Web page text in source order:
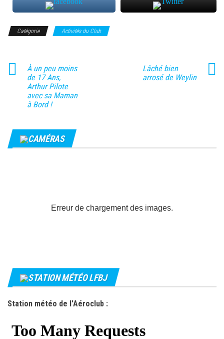
Catégorie Activités du Club
À un peu moins
de 17 Ans,
Arthur Pilote
avec sa Maman
à Bord !
Lâché bien
arrosé de Weylin
CAMÉRAS
Erreur de chargement des images.
STATION MÉTÉO LFBJ
Station météo de l'Aéroclub :